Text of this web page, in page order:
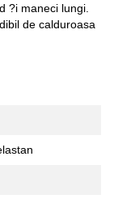
?i maneci lungi.
de calduroasa